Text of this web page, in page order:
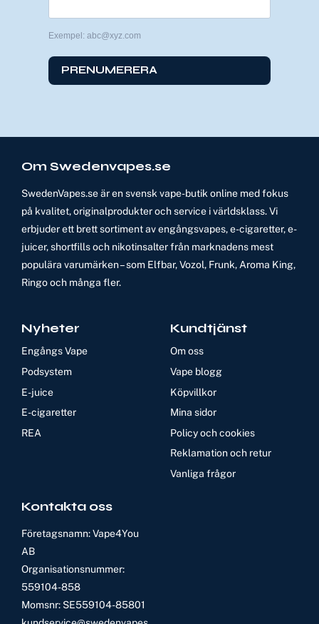
Exempel: abc@xyz.com
PRENUMERERA
Om Swedenvapes.se
SwedenVapes.se är en svensk vape-butik online med fokus
på kvalitet, originalprodukter och service i världsklass. Vi
erbjuder ett brett sortiment av engångsvapes, e-cigaretter, e-
juicer, shortfills och nikotinsalter från marknadens mest
populära varumärken – som Elfbar, Vozol, Frunk, Aroma King,
Ringo och många fler.
Nyheter
Engångs Vape
Podsystem
E-juice
E-cigaretter
REA
Kundtjänst
Om oss
Vape blogg
Köpvillkor
Mina sidor
Policy och cookies
Reklamation och retur
Vanliga frågor
Kontakta oss
Företagsnamn: Vape4You
AB
Organisationsnummer:
559104-858
Momsnr: SE559104-85801